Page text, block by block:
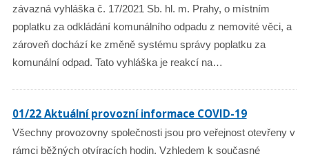
závazná vyhláška č. 17/2021 Sb. hl. m. Prahy, o místním
poplatku za odkládání komunálního odpadu z nemovité věci, a
zároveň dochází ke změně systému správy poplatku za
komunální odpad. Tato vyhláška je reakcí na…
01/22 Aktuální provozní informace COVID-19
Všechny provozovny společnosti jsou pro veřejnost otevřeny v
rámci běžných otvíracích hodin. Vzhledem k současné